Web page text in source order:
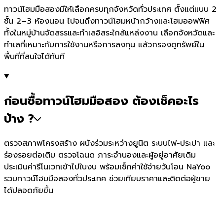
ทาวน์โฮมมือสองมีให้เลือกครบทุกจังหวัดทั่วประเทศ ตั้งแต่แบบ 2
ชั้น 2–3 ห้องนอน ไปจนถึงทาวน์โฮมหน้ากว้างและโฮมออฟฟิศ
ทั้งในหมู่บ้านจัดสรรและทำเลอิสระใกล้แหล่งงาน เลือกจังหวัดและ
ทำเลที่เหมาะกับการใช้งานหรือการลงทุน แล้วกรองดูทรัพย์ใน
พื้นที่ที่สนใจได้ทันที
ก่อนซื้อทาวน์โฮมมือสอง ต้องเช็คอะไร
บ้าง ?
ตรวจสภาพโครงสร้าง ผนังร่วมระหว่างยูนิต ระบบไฟ-ประปา และ
ร่องรอยต่อเติม ตรวจโฉนด ภาระจำนองและผู้อยู่อาศัยเดิม
ประเมินค่ารีโนเวทเข้าไปในงบ พร้อมเช็กค่าใช้จ่ายวันโอน NaYoo
รวมทาวน์โฮมมือสองทั่วประเทศ ช่วยเทียบราคาและติดต่อผู้ขาย
ได้ปลอดภัยขึ้น